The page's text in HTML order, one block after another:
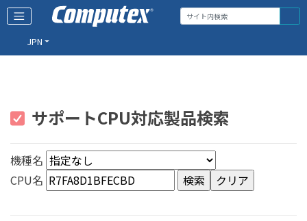
JPN
サポートCPU対応製品検索
機種名
CPU名